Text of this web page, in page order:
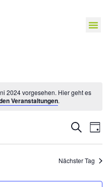
2024 vorgesehen. Hier geht es
Veranstaltungen.
Suche
Tag
Nächster Tag